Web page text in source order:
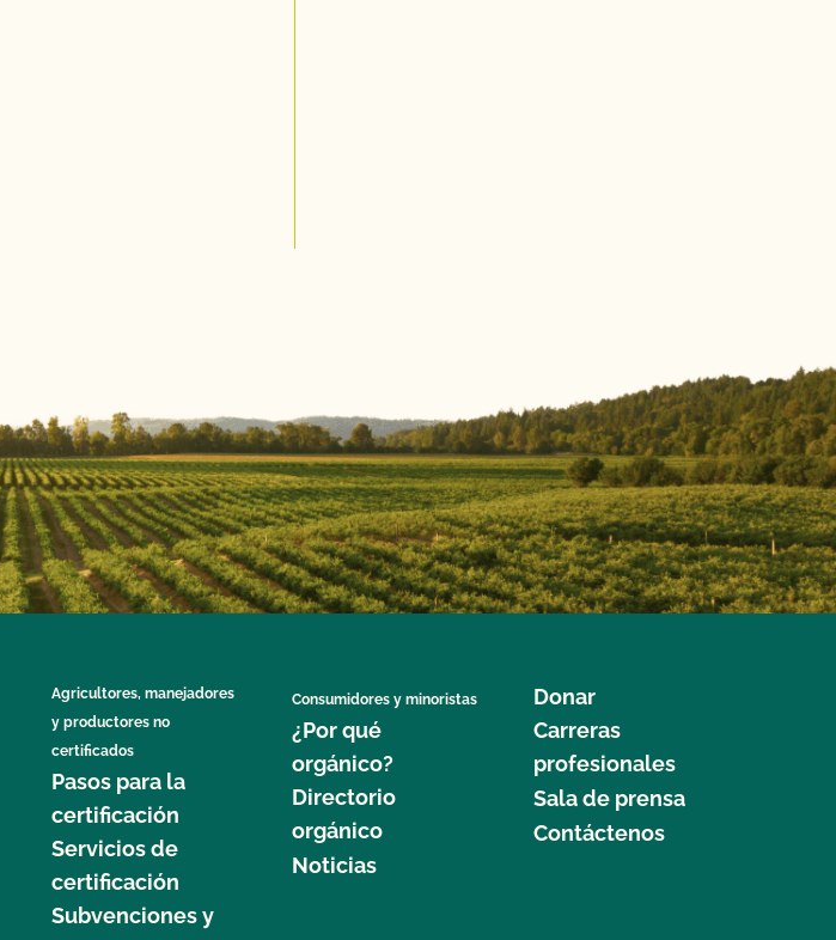
Agricultores, manejadores
y productores no
certificados
Pasos para la
certificación
Servicios de
certificación
Subvenciones y
Consumidores y minoristas
¿Por qué
orgánico?
Directorio
orgánico
Noticias
Donar
Carreras
profesionales
Sala de prensa
Contáctenos